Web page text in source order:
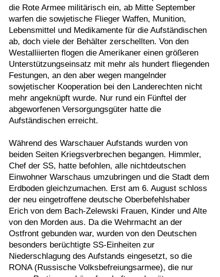
die Rote Armee militärisch ein, ab Mitte September
warfen die sowjetische Flieger Waffen, Munition,
Lebensmittel und Medikamente für die Aufständischen
ab, doch viele der Behälter zerschellten. Von den
Westalliierten flogen die Amerikaner einen größeren
Unterstützungseinsatz mit mehr als hundert fliegenden
Festungen, an den aber wegen mangelnder
sowjetischer Kooperation bei den Landerechten nicht
mehr angeknüpft wurde. Nur rund ein Fünftel der
abgeworfenen Versorgungsgüter hatte die
Aufständischen erreicht.
Während des Warschauer Aufstands wurden von
beiden Seiten Kriegsverbrechen begangen. Himmler,
Chef der SS, hatte befohlen, alle nichtdeutschen
Einwohner Warschaus umzubringen und die Stadt dem
Erdboden gleichzumachen. Erst am 6. August schloss
der neu eingetroffene deutsche Oberbefehlshaber
Erich von dem Bach-Zelewski Frauen, Kinder und Alte
von den Morden aus. Da die Wehrmacht an der
Ostfront gebunden war, wurden von den Deutschen
besonders berüchtigte SS-Einheiten zur
Niederschlagung des Aufstands eingesetzt, so die
RONA (Russische Volksbefreiungsarmee), die nur